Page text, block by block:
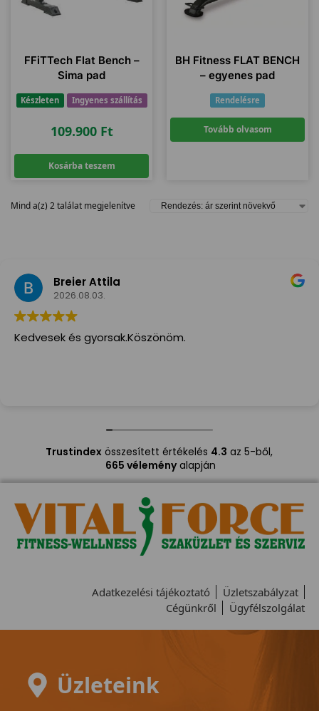
FFiTTech Flat Bench –
Sima pad
Készleten Ingyenes szállítás
109.900 Ft
Kosárba teszem
BH Fitness FLAT BENCH
– egyenes pad
Rendelésre
Tovább olvasom
Mind a(z) 2 találat megjelenítve
Breier Attila
2026.08.03.
Kedvesek és gyorsak.Köszönöm.
Trustindexösszesített értékelés 4.3 az 5-ből,
665 véleményalapján
Adatkezelési tájékoztató
Üzletszabályzat
Cégünkről
Ügyfélszolgálat
Üzleteink